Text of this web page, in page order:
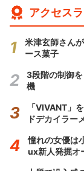
アクセス
米津玄師さん
ース菓子
3段階の制御
機
「VIVANT」
ドデカイラー
憧れの女優は
ux新人発掘オ